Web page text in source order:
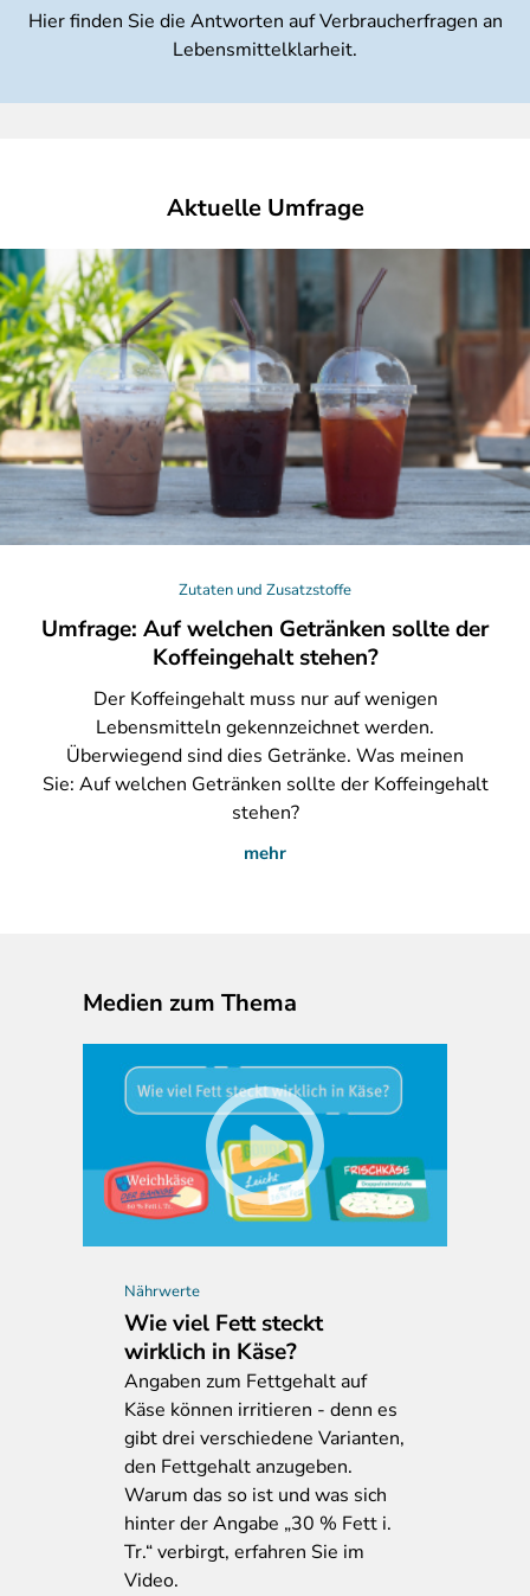
Hier finden Sie die Antworten auf Verbraucherfragen an
Lebensmittelklarheit.
Aktuelle Umfrage
Zutaten und Zusatzstoffe
Umfrage: Auf welchen Getränken sollte der
Koffeingehalt stehen?
DerKoffeingehalt muss nur auf wenigen
Lebensmitteln gekennzeichnet werden.
Überwiegend sind dies Getränke. Was meinen
Sie: Auf welchen Getränken sollte der Koffeingehalt
stehen?
mehr
Medien zum Thema
Nährwerte
Wie viel Fett steckt
wirklich in Käse?
Angaben zum Fettgehalt auf
Käse können irritieren - denn es
gibt drei verschiedene Varianten,
den Fettgehalt anzugeben.
Warum das so ist und was sich
hinter der Angabe „30 % Fett i.
Tr.“ verbirgt, erfahren Sie im
Video.